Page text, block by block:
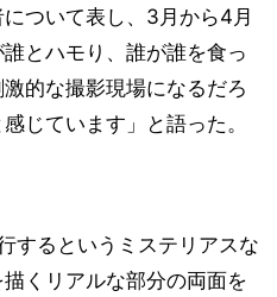
ついて表し、3月から4月
とハモり、誰が誰を食っ
的な撮影現場になるだろ
じています」と語った。
するというミステリアスな
くリアルな部分の両面を